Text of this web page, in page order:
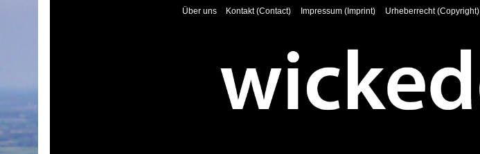
Über uns Kontakt (Contact) Impressum (Imprint) Urheberrecht (Copyright)